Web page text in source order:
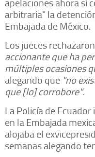
arbitraria" la
Embajada de México.
Los jueces
accionante que ha
múltiples ocasiones
alegando que "no
que [lo] corrobore".
La Policía de
en la Embajada
alojaba el
semanas alegando